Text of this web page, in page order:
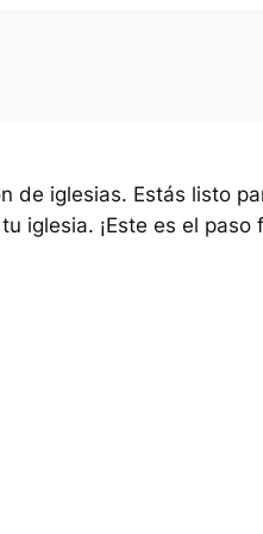
iglesias. Estás listo
iglesia. ¡Este es el